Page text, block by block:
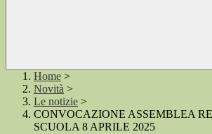
Home >
Novità >
Le notizie >
CONVOCAZIONE ASSEMBLEA
SCUOLA 8 APRILE 2025